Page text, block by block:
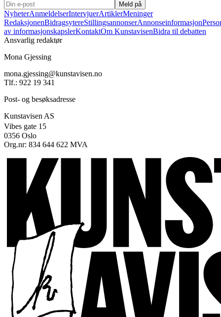
Meld på
NyheterAnmeldelserIntervjuerArtiklerMeninger
RedaksjonenBidragsytereStillingsannonserAnnonseinformasjon
av informasjonskapslerKontaktOm KunstavisenBidra til debatten
Ansvarlig redaktør
Mona Gjessing
mona.gjessing@kunstavisen.no
Tlf.: 922 19 341
Post- og besøksadresse
Kunstavisen AS
Vibes gate 15
0356 Oslo
Org.nr: 834 644 622 MVA